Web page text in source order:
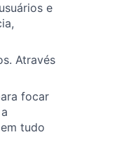
e
Através
focar
tudo